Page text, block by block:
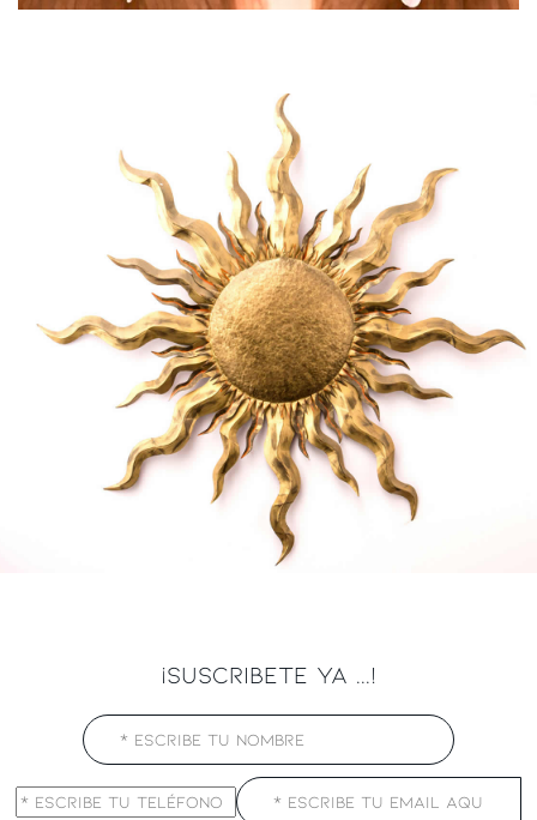
¡SUSCRIBETE YA ...!